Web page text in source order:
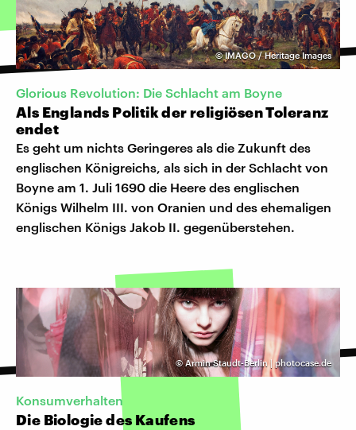
©IMAGO / Heritage Images
Glorious Revolution: Die Schlacht am Boyne
Als Englands Politik der religiösen Toleranz
endet
Es geht um nichts Geringeres als die Zukunft des
englischen Königreichs, als sich in der Schlacht von
Boyne am 1. Juli 1690 die Heere des englischen
Königs Wilhelm III. von Oranien und des ehemaligen
englischen Königs Jakob II. gegenüberstehen.
©Armin Staudt-Berlin | photocase.de
Konsumverhalten
Die Biologie des Kaufens